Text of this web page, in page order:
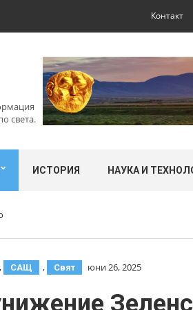
Контакт
света.
ИСТОРИЯ НАУКА И
, САЩ , Свят юни 26, 2025